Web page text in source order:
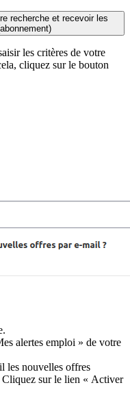
recherche et recevoir les
les critères de votre
cliquez sur le bouton
alertes emploi » de votre
les nouvelles offres
Cliquez sur le lien « Activer